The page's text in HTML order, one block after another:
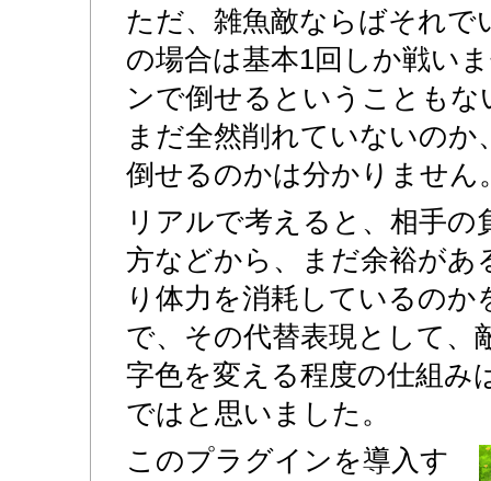
ただ、雑魚敵ならばそれで
の場合は基本1回しか戦い
ンで倒せるということも
まだ全然削れていないの
倒せるのかは分かりません
リアルで考えると、相手の
方などから、まだ余裕があ
り体力を消耗しているの
で、その代替表現として、
字色を変える程度の仕組み
ではと思いました。
このプラグインを導入す